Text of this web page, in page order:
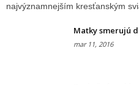
najvýznamnejším kresťanským
Matky smerujú
mar 11, 2016